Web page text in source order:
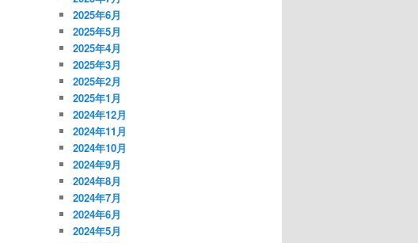
2025年6月
2025年5月
2025年4月
2025年3月
2025年2月
2025年1月
2024年12月
2024年11月
2024年10月
2024年9月
2024年8月
2024年7月
2024年6月
2024年5月